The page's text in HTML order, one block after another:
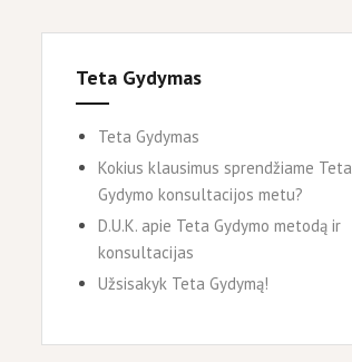
Teta Gydymas
Teta Gydymas
Kokius klausimus sprendžiame Teta
Gydymo konsultacijos metu?
D.U.K. apie Teta Gydymo metodą ir
konsultacijas
Užsisakyk Teta Gydymą!